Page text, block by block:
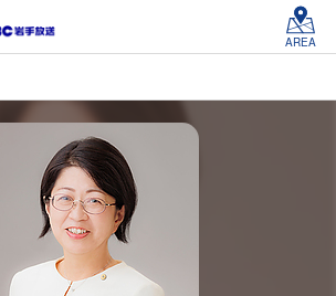
AREA